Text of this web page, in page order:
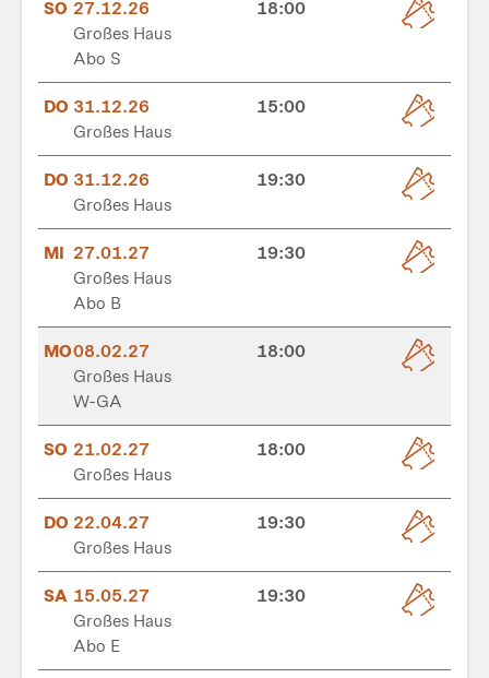
SO 27.12.26
18:00
Großes Haus
Abo S
DO 31.12.26
15:00
Großes Haus
DO 31.12.26
19:30
Großes Haus
MI 27.01.27
19:30
Großes Haus
Abo B
MO08.02.27
18:00
Großes Haus
W-GA
SO 21.02.27
18:00
Großes Haus
DO 22.04.27
19:30
Großes Haus
SA 15.05.27
19:30
Großes Haus
Abo E